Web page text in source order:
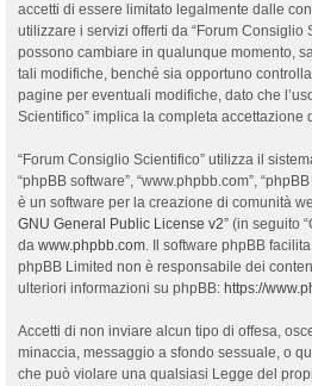
accetti di essere limitato legalmente dalle
utilizzare i servizi offerti da “Forum Consiglio
possono cambiare in qualunque momento,
tali modifiche, benché sia opportuno
pagine per eventuali modifiche, dato che
Scientifico” implica la completa accettazione
“Forum Consiglio Scientifico” utilizza il
“phpBB software”, “www.phpbb.com”,
è un software per la creazione di comunità
GNU General Public License v2” (in seguito
da www.phpbb.com. Il software phpBB
phpBB Limited non è responsabile dei
ulteriori informazioni su phpBB: https://
Accetti di non inviare alcun tipo di offesa,
minaccia, messaggio a sfondo sessuale, o
che può violare una qualsiasi Legge del